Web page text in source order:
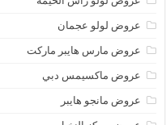
عروض لولو عجمان
عروض مارس هايبر ماركت
عروض ماكسيمس دبي
عروض مانجو هايبر